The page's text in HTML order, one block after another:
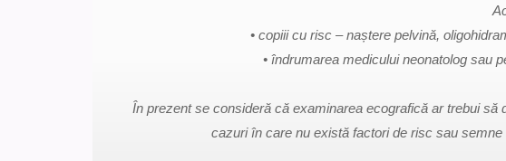
• copiii cu risc – naștere pelvină,
• îndrumarea medicului neonatolog sau
În prezent se consideră că examinarea ecografică ar trebui
cazuri în care nu există factori de risc sau